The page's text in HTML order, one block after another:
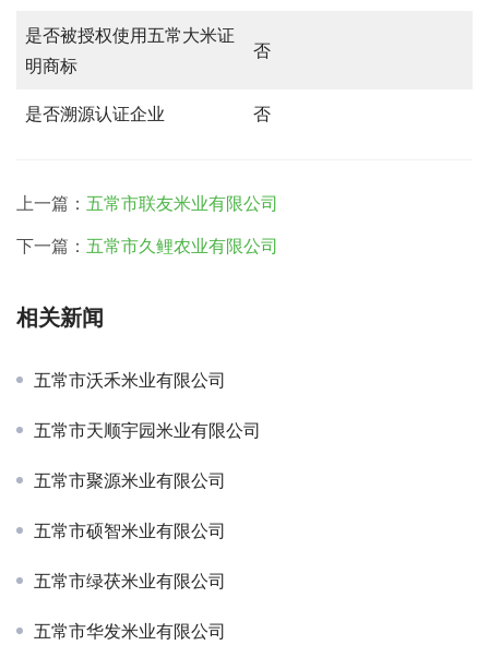
是否被授权使用五常大米证
明商标
否
是否溯源认证企业 否
上一篇： 五常市联友米业有限公司
下一篇： 五常市久鲤农业有限公司
相关新闻
五常市沃禾米业有限公司
五常市天顺宇园米业有限公司
五常市聚源米业有限公司
五常市硕智米业有限公司
五常市绿茯米业有限公司
五常市华发米业有限公司